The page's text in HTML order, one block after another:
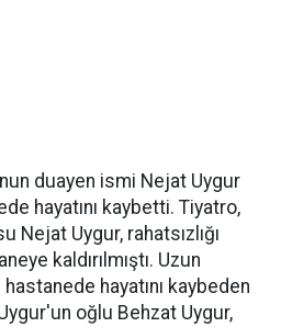
duayen ismi Nejat Uygur
hayatını kaybetti. Tiyatro,
Nejat Uygur, rahatsızlığı
kaldırılmıştı. Uzun
hayatını kaybeden
oğlu Behzat Uygur,